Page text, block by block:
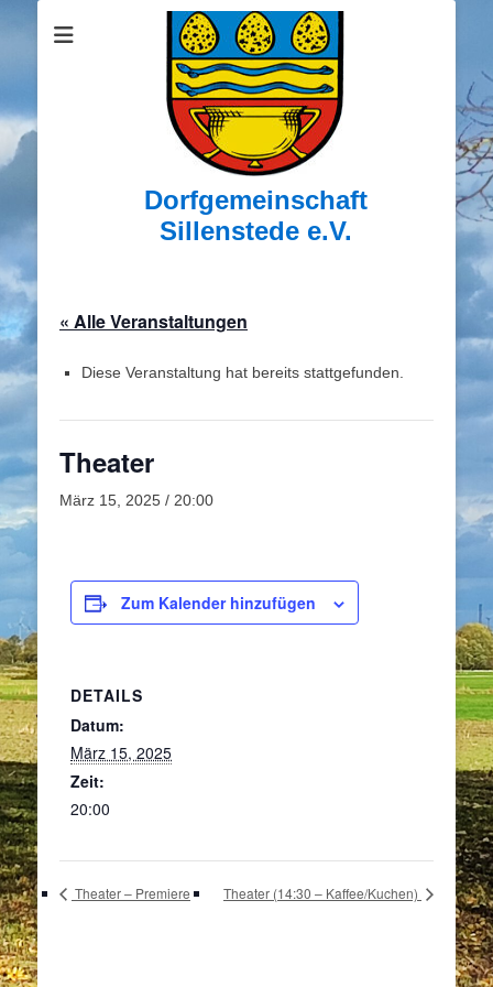
Dorfgemeinschaft
Sillenstede e.V.
« Alle Veranstaltungen
Diese Veranstaltung hat bereits stattgefunden.
Theater
März 15, 2025 / 20:00
Zum Kalender hinzufügen
DETAILS
Datum:
März 15, 2025
Zeit:
20:00
Theater – Premiere Theater (14:30 – Kaffee/Kuchen)